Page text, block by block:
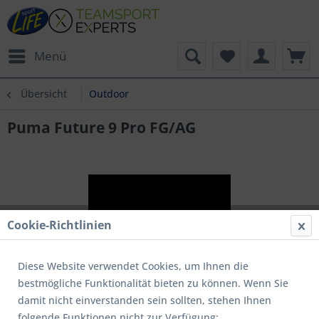
Menü
Übersicht Outdoor
Puma Future 9 Pro FG/AG
Cookie-Richtlinien
Diese Website verwendet Cookies, um Ihnen die
bestmögliche Funktionalität bieten zu können. Wenn Sie
damit nicht einverstanden sein sollten, stehen Ihnen